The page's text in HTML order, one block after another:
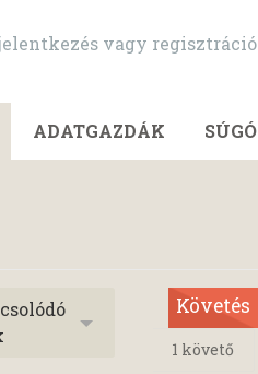
vagy regisztráció
ADATGAZDÁK SÚGÓ
Követés
1 követő